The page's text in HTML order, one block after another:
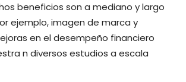
beneficios son a mediano y largo
ejemplo, imagen de marca y
en el desempeño financiero
n diversos estudios a escala